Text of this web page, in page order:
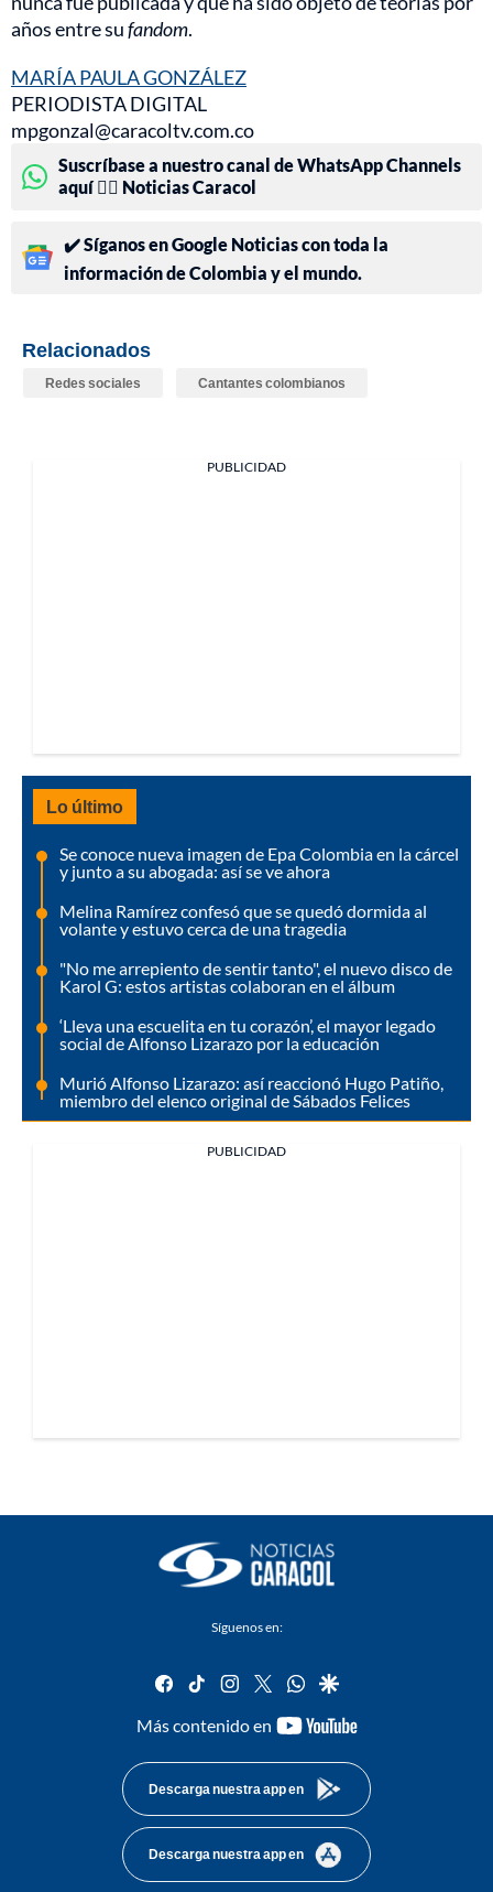
años entre sufandom.
MARÍA PAULA GONZÁLEZ
PERIODISTA DIGITAL
mpgonzal@caracoltv.com.co
Suscríbase a nuestro canal de WhatsApp Channels
aquí 👉🏻 Noticias Caracol
✔️ Síganos en Google Noticias con toda la
información de Colombia y el mundo.
Relacionados
Redes sociales Cantantes colombianos
PUBLICIDAD
Lo último
Se conoce nueva imagen de Epa Colombia en la cárcel
y junto a su abogada: así se ve ahora
Melina Ramírez confesó que se quedó dormida al
volante y estuvo cerca de una tragedia
"No me arrepiento de sentir tanto", el nuevo disco de
Karol G: estos artistas colaboran en el álbum
‘Lleva una escuelita en tu corazón’, el mayor legado
social de Alfonso Lizarazo por la educación
Murió Alfonso Lizarazo: así reaccionó Hugo Patiño,
miembro del elenco original de Sábados Felices
PUBLICIDAD
Síguenos en:
facebook
tiktok instagram
twitterwhatsapp
google
Más contenido en
youtube-
Descarga nuestra app en
Descarga nuestra app en